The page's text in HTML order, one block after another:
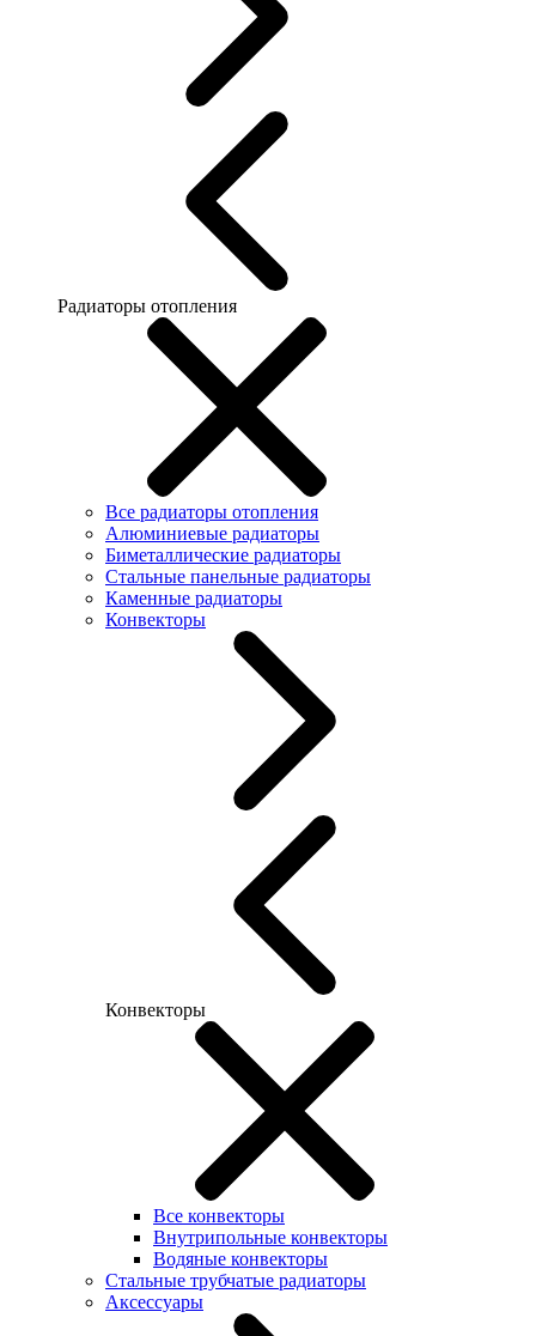
Радиаторы отопления
Все радиаторы отопления
Алюминиевые радиаторы
Биметаллические радиаторы
Стальные панельные радиаторы
Каменные радиаторы
Конвекторы
Конвекторы
Все конвекторы
Внутрипольные конвекторы
Водяные конвекторы
Стальные трубчатые радиаторы
Аксессуары